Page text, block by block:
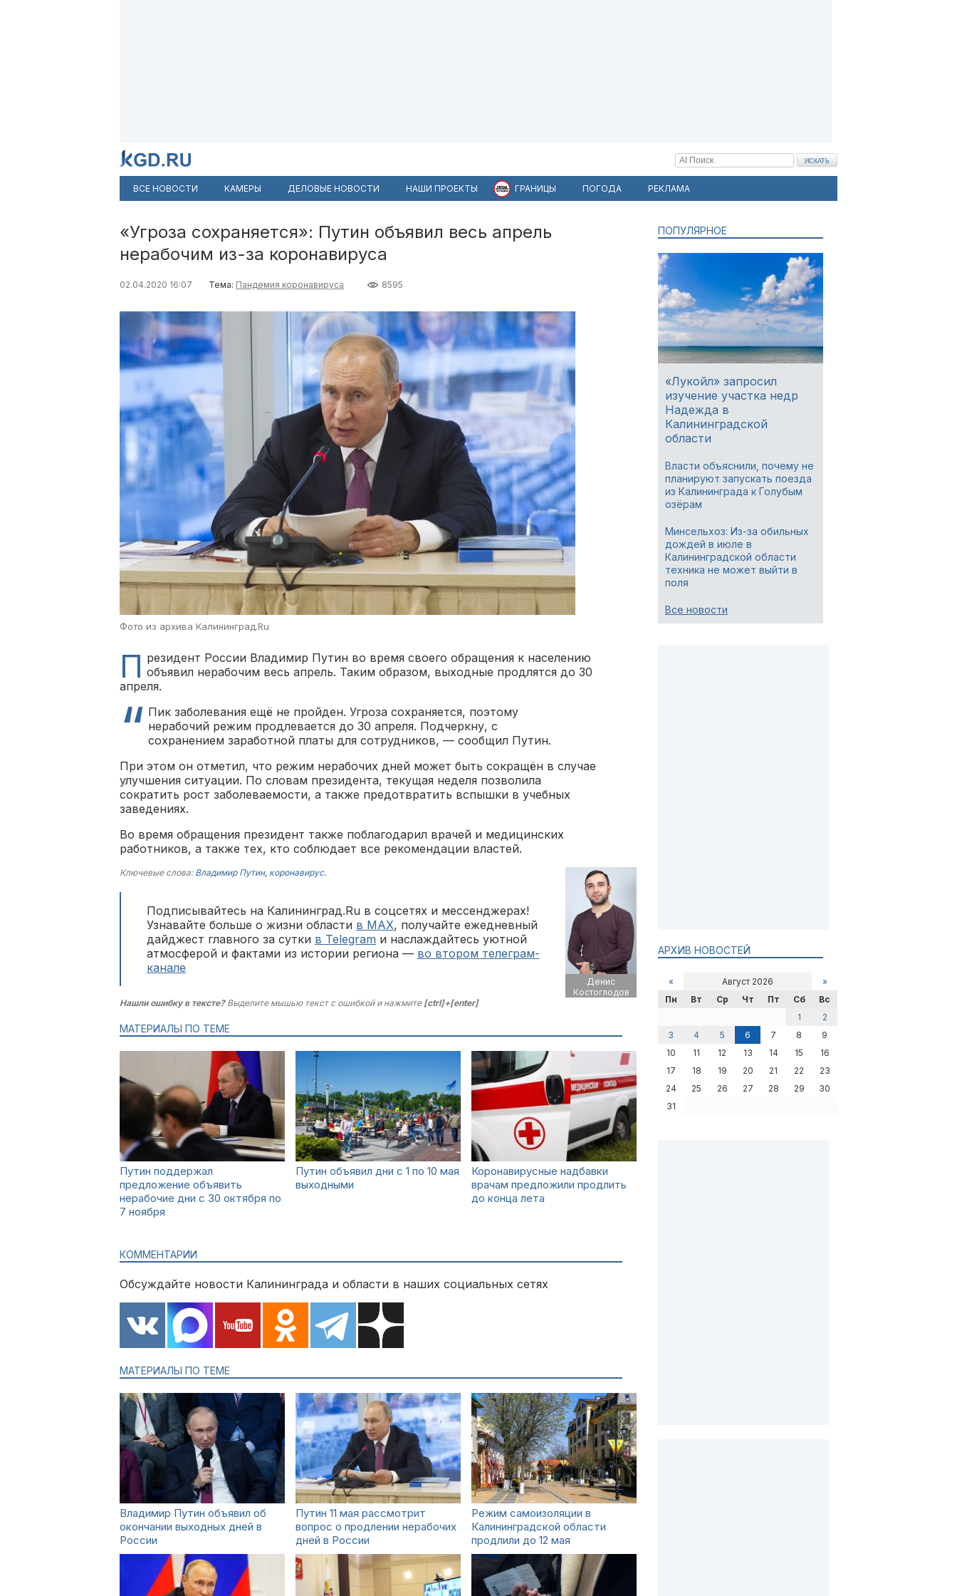
ВСЕ НОВОСТИ КАМЕРЫ ДЕЛОВЫЕ НОВОСТИ НАШИ ПРОЕКТЫ ГРАНИЦЫ ПОГОДА РЕКЛАМА
«Угроза сохраняется»: Путин объявил весь апрель
нерабочим из-за коронавируса
02.04.2020 16:07 Тема: Пандемия коронавируса 8595
Фото из архива Калининград.Ru
П резидент России Владимир Путин во время своего обращения к населению
объявил нерабочим весь апрель. Таким образом, выходные продлятся до 30
апреля.
Пик заболевания ещё не пройден. Угроза сохраняется, поэтому
нерабочий режим продлевается до 30 апреля. Подчеркну, с
сохранением заработной платы для сотрудников, — сообщил Путин.
При этом он отметил, что режим нерабочих дней может быть сокращён в случае
улучшения ситуации. По словам президента, текущая неделя позволила
сократить рост заболеваемости, а также предотвратить вспышки в учебных
заведениях.
Во время обращения президент также поблагодарил врачей и медицинских
работников, а также тех, кто соблюдает все рекомендации властей.
Денис
Костоглодов
Ключевые слова: Владимир Путин, коронавирус.
Подписывайтесь на Калининград.Ru в соцсетях и мессенджерах!
Узнавайте больше о жизни области в MAX, получайте ежедневный
дайджест главного за сутки в Telegram и наслаждайтесь уютной
атмосферой и фактами из истории региона — во втором телеграм-
канале
Нашли ошибку в тексте?Выделите мышью текст с ошибкой и нажмите [ctrl]+[enter]
МАТЕРИАЛЫ ПО ТЕМЕ
Путин поддержал
предложение объявить
нерабочие дни с 30 октября по
7 ноября
Путин объявил дни с 1 по 10 мая
выходными
Коронавирусные надбавки
врачам предложили продлить
до конца лета
КОММЕНТАРИИ
Обсуждайте новости Калининграда и области в наших социальных сетях
МАТЕРИАЛЫ ПО ТЕМЕ
Владимир Путин объявил об
окончании выходных дней в
России
Путин 11 мая рассмотрит
вопрос о продлении нерабочих
дней в России
Режим самоизоляции в
Калининградской области
продлили до 12 мая
ПОПУЛЯРНОЕ
«Лукойл» запросил
изучение участка недр
Надежда в
Калининградской
области
Власти объяснили, почему не
планируют запускать поезда
из Калининграда к Голубым
озёрам
Минсельхоз: Из-за обильных
дождей в июле в
Калининградской области
техника не может выйти в
поля
Все новости
АРХИВ НОВОСТЕЙ
« Август 2026
»
Пн
Вт Ср Чт Пт Сб
Вс
1
2
3
4 5 6 7 8
9
10
11 12 13 14 15
16
17
18 19 20 21 22
23
24
25 26 27 28 29
30
31